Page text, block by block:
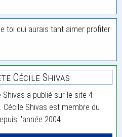
toi qui aurais tant aimer profiter
Cécile Shivas
Shivas a publié sur le site 4
Cécile Shivas est membre du
l'année 2004.